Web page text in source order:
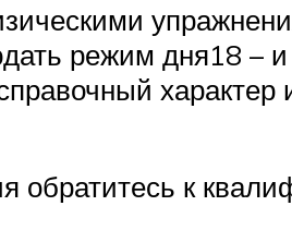
режим дня18 –
обратитесь к